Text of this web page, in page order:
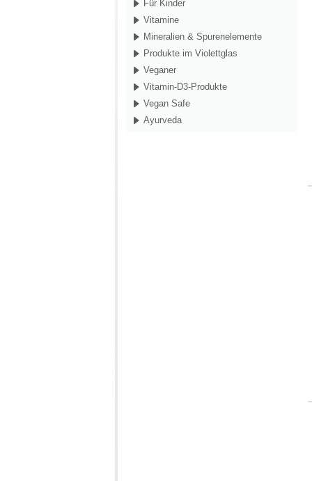
Für Kinder
Vitamine
Mineralien & Spurenelemente
Produkte im Violettglas
Veganer
Vitamin-D3-Produkte
Vegan Safe
Ayurveda